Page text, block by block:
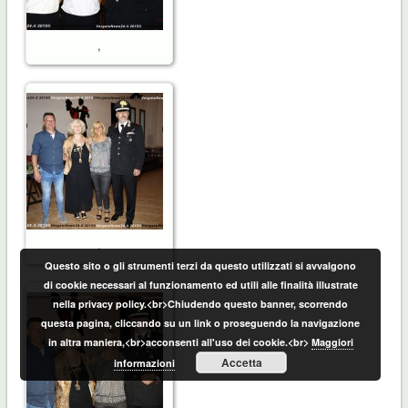
,
,
Questo sito o gli strumenti terzi da questo utilizzati si avvalgono
di cookie necessari al funzionamento ed utili alle finalità illustrate
nella privacy policy.<br>Chiudendo questo banner, scorrendo
questa pagina, cliccando su un link o proseguendo la navigazione
in altra maniera,<br>acconsenti all'uso dei cookie.<br> Maggiori
informazioni
Accetta